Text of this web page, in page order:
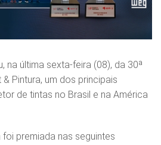
na última sexta‑feira (08), da 30ª
Pintura, um dos principais
de tintas no Brasil e na América
premiada nas seguintes